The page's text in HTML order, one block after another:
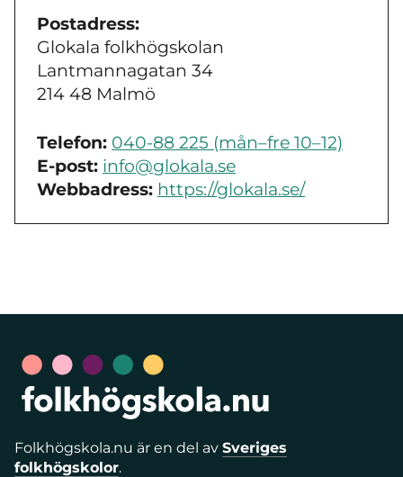
Postadress:
Glokala folkhögskolan
Lantmannagatan 34
214 48 Malmö
Telefon: 040-88 225 (mån–fre 10–12)
E-post: info@glokala.se
Webbadress: https://glokala.se/
Folkhögskola.nu är en del av Sveriges
folkhögskolor.